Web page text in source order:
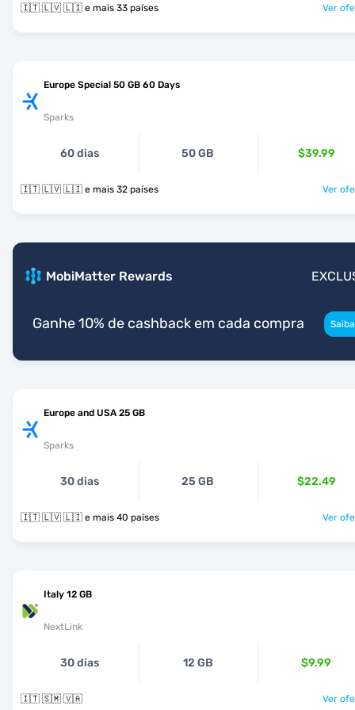
🇮🇹 🇱🇻 🇱🇮 e mais 33 países Ver
Europe Special 50 GB 60 Days
Sparks
60 dias 50 GB $39.99
🇮🇹 🇱🇻 🇱🇮 e mais 32 países Ver
MobiMatter Rewards
Ganhe 10% de cashback em cada compra
Europe and USA 25 GB
Sparks
30 dias 25 GB $22.49
🇮🇹 🇱🇻 🇱🇮 e mais 40 países Ver
Italy 12 GB
NextLink
30 dias 12 GB $9.99
🇮🇹 🇸🇲 🇻🇦 Ver